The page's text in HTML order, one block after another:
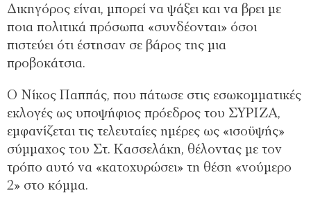
Δικηγόρος είναι, μπορεί να ψάξει και να βρει με
ποια πολιτικά πρόσωπα «συνδέονται» όσοι
πιστεύει ότι έστησαν σε βάρος της μια
προβοκάτσια.
Ο Νίκος Παππάς, που πάτωσε στις εσωκομματικές
εκλογές ως υποψήφιος πρόεδρος του ΣΥΡΙΖΑ,
εμφανίζεται τις τελευταίες ημέρες ως «ισοϋψής»
σύμμαχος του Στ. Κασσελάκη, θέλοντας με τον
τρόπο αυτό να «κατοχυρώσει» τη θέση «νούμερο
2» στο κόμμα.